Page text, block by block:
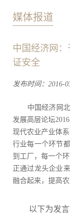
媒体报道
中国经济网
证安全
发布时间：2016-
中国经济网北
发展高层论坛
现代农业产业体
行业每一个环节
到工厂，每一个
正通过龙头企业
融合起来，提高
以下为发言